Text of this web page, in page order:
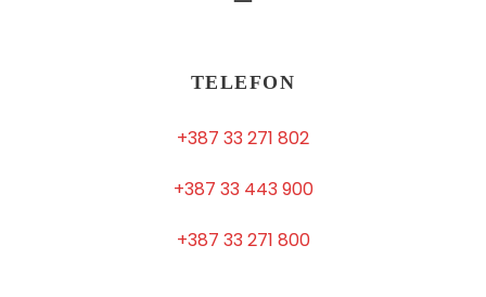
TELEFON
+387 33 271 802
+387 33 443 900
+387 33 271 800